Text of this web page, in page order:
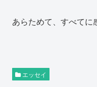
あらためて、すべてに
エッセイ